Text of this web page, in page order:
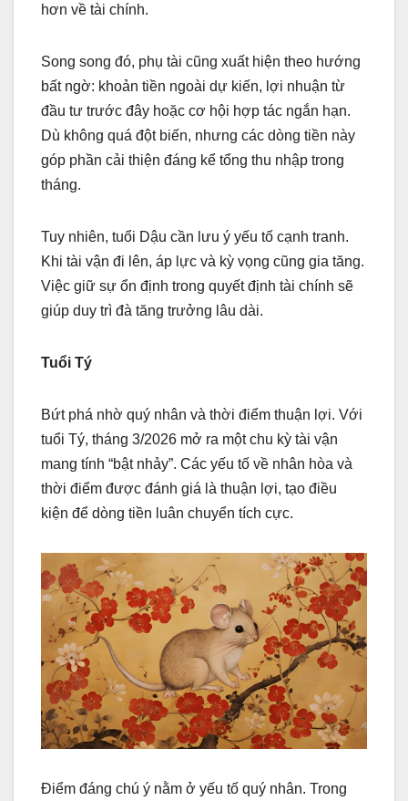
hơn về tài chính.
Song song đó, phụ tài cũng xuất hiện theo hướng
bất ngờ: khoản tiền ngoài dự kiến, lợi nhuận từ
đầu tư trước đây hoặc cơ hội hợp tác ngắn hạn.
Dù không quá đột biến, nhưng các dòng tiền này
góp phần cải thiện đáng kể tổng thu nhập trong
tháng.
Tuy nhiên, tuổi Dậu cần lưu ý yếu tố cạnh tranh.
Khi tài vận đi lên, áp lực và kỳ vọng cũng gia tăng.
Việc giữ sự ổn định trong quyết định tài chính sẽ
giúp duy trì đà tăng trưởng lâu dài.
Tuổi Tý
Bứt phá nhờ quý nhân và thời điểm thuận lợi. Với
tuổi Tý, tháng 3/2026 mở ra một chu kỳ tài vận
mang tính “bật nhảy”. Các yếu tố về nhân hòa và
thời điểm được đánh giá là thuận lợi, tạo điều
kiện để dòng tiền luân chuyển tích cực.
Điểm đáng chú ý nằm ở yếu tố quý nhân. Trong